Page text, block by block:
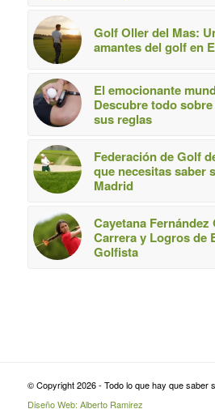
Golf Oller del Mas:
amantes del golf en
El emocionante
Descubre todo
sus reglas
Federación de Golf
que necesitas saber
Madrid
Cayetana
Carrera y Logros de
Golfista
© Copyright 2026 - Todo lo que hay que saber
Diseño Web: Alberto Ramirez